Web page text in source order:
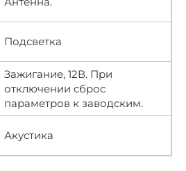
Подсветка
Зажигание, 12В. При
отключении сброс
параметров к заводским.
Акустика